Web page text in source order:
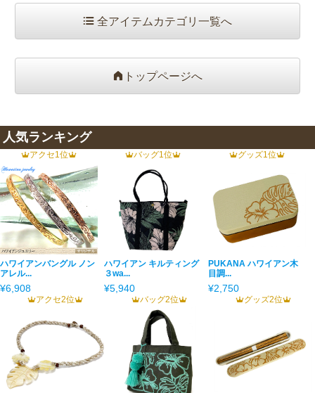
全アイテムカテゴリ一覧へ
トップページへ
人気ランキング
アクセ1位
ハワイアンバングル ノン
アレル...
¥6,908
バッグ1位
ハワイアン キルティング
３wa...
¥5,940
グッズ1位
PUKANA ハワイアン木
目調...
¥2,750
アクセ2位 バッグ2位 グッズ2位